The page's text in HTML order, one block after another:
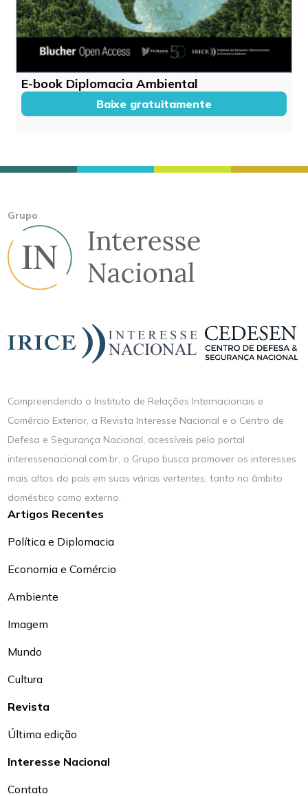
E-book Diplomacia Ambiental
Baixe gratuitamente
Grupo
Compreendendo o Instituto de Relações Internacionais e
Comércio Exterior, a Revista Interesse Nacional e o Centro de
Defesa e Segurança Nacional, acessíveis pelo portal
interessenacional.com.br, o Grupo busca promover os interesses
mais altos do país em suas várias vertentes, tanto no âmbito
doméstico como externo.
Artigos Recentes
Política e Diplomacia
Economia e Comércio
Ambiente
Imagem
Mundo
Cultura
Revista
Última edição
Interesse Nacional
Contato